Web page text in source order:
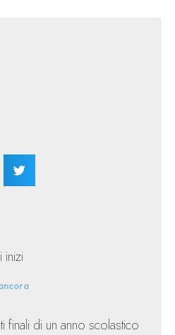
inizi
finali di un anno scolastico